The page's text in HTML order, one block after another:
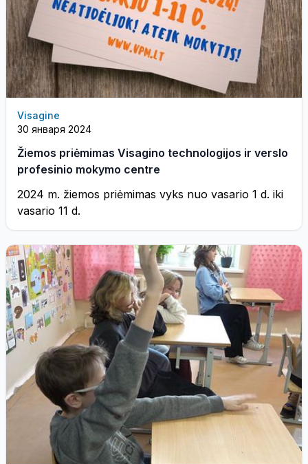
Visagine
30 января 2024
Žiemos priėmimas Visagino technologijos ir verslo
profesinio mokymo centre
2024 m. žiemos priėmimas vyks nuo vasario 1 d. iki
vasario 11 d.